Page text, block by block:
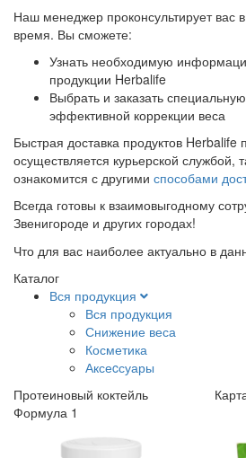
Наш менеджер проконсультирует вас
время. Вы сможете:
Узнать необходимую
продукции Herbalife
Выбрать и заказать
эффективной коррекции веса
Быстрая доставка продуктов Herbalife
осуществляется курьерской службой,
ознакомится с другими способами
Всегда готовы к взаимовыгодному
Звенигороде и других городах!
Что для вас наиболее актуально в
Каталог
Вся продукция
Вся продукция
Снижение веса
Косметика
Аксеcсуары
Протеиновый коктейль
Формула 1